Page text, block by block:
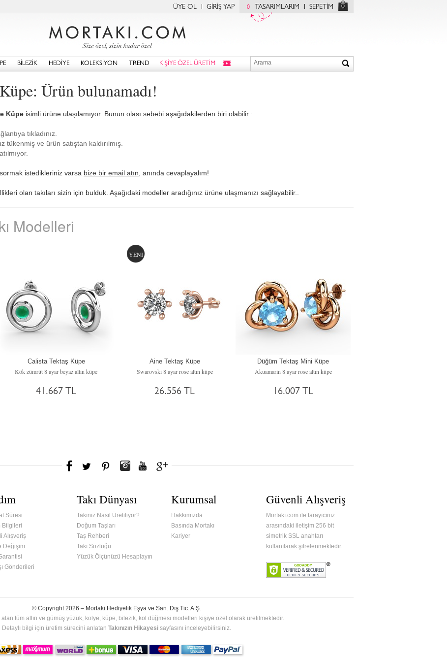
ÜYE OL GİRİŞ YAP 0 TASARIMLARIM SEPETİM 0
BİLEZİK HEDİYE KOLEKSİYON TREND KİŞİYE ÖZEL ÜRETİM
Ürün bulunamadı!
Küpe isimli ürüne ulaşılamıyor. Bunun olası sebebi aşağıdakilerden biri olabilir :
tıkladınız.
tükenmiş ve ürün satıştan kaldırılmış.
istedikleriniz varsa bize bir email atın , anında cevaplayalım!
olan takıları sizin için bulduk. Aşağıdaki modeller aradığınız ürüne ulaşmanızı sağlayabilir..
Modelleri
Calista Tektaş Küpe
Kök zümrüt 8 ayar beyaz altın küpe
41.667 TL
YENİ
Aine Tektaş Küpe
Swarovski 8 ayar rose altın küpe
26.556 TL
Düğüm Tektaş Mini Küpe
Akuamarin 8 ayar rose altın küpe
16.007 TL
Süresi
Bilgileri
Alışveriş
Değişim
Gönderileri
Takı Dünyası
Takınız Nasıl Üretiliyor?
Doğum Taşları
Taş Rehberi
Takı Sözlüğü
Yüzük Ölçünüzü Hesaplayın
Kurumsal
Hakkımızda
Basında Mortakı
Kariyer
Güvenli Alışveriş
Mortakı.com ile tarayıcınız
arasındaki iletişim 256 bit
simetrik SSL anahtarı
kullanılarak şifrelenmektedir.
© Copyright 2026 – Mortaki Hediyelik Eşya ve San. Dış Tic. A.Ş.
alan tüm altın ve gümüş yüzük, kolye, küpe, bilezik, kol düğmesi modelleri kişiye özel olarak üretilmektedir.
Detaylı bilgi için üretim sürecini anlatan Takınızın Hikayesi sayfasını inceleyebilirsiniz.